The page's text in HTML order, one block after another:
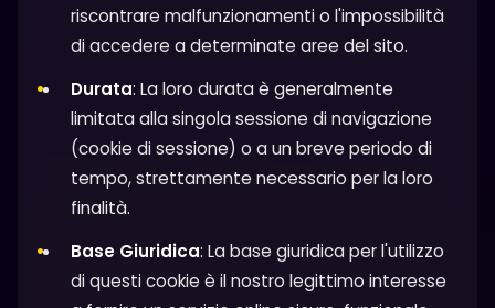
riscontrare malfunzionamenti o l'impossibilità
di accedere a determinate aree del sito.
Durata: La loro durata è generalmente
limitata alla singola sessione di navigazione
(cookie di sessione) o a un breve periodo di
tempo, strettamente necessario per la loro
finalità.
Base Giuridica: La base giuridica per l'utilizzo
di questi cookie è il nostro legittimo interesse